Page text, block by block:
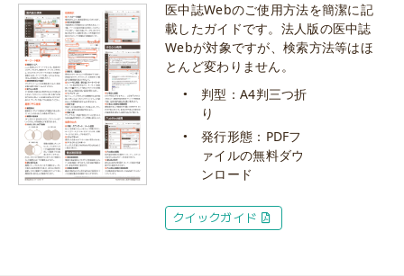
医中誌Webのご使用方法を簡潔に記
載したガイドです。法人版の医中誌
Webが対象ですが、検索方法等はほ
とんど変わりません。
判型：A4判三つ折
り
発行形態：PDFフ
ァイルの無料ダウ
ンロード
クイックガイド